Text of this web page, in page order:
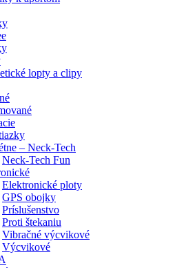
lopty a clipy
– Neck-Tech
Neck-Tech Fun
Elektronické ploty
GPS obojky
Príslušenstvo
Proti štekaniu
Vibračné výcvikové
Výcvikové